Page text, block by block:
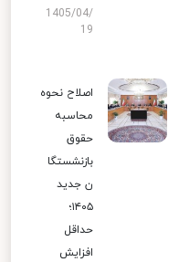
1405/04/
19
اصلاح نحوه
محاسبه
حقوق
بازنشستگا
ن جدید
۱۴۰۵؛
حداقل
افزایش